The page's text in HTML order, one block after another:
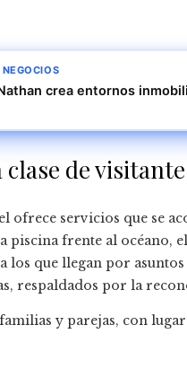
crea entornos
clase de visitante
ofrece servicios que se
piscina frente al océano,
que llegan por
respaldados por la
y parejas, con